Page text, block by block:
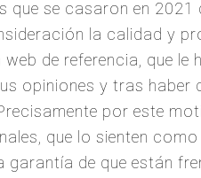
se casaron en 2021
la calidad y
de referencia, que le
opiniones y tras haber
por este
que lo sienten como
de que están